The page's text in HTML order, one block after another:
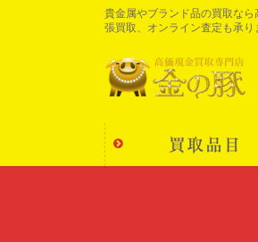
貴金属やブランド品の買取な
張買取、オンライン査定も承り